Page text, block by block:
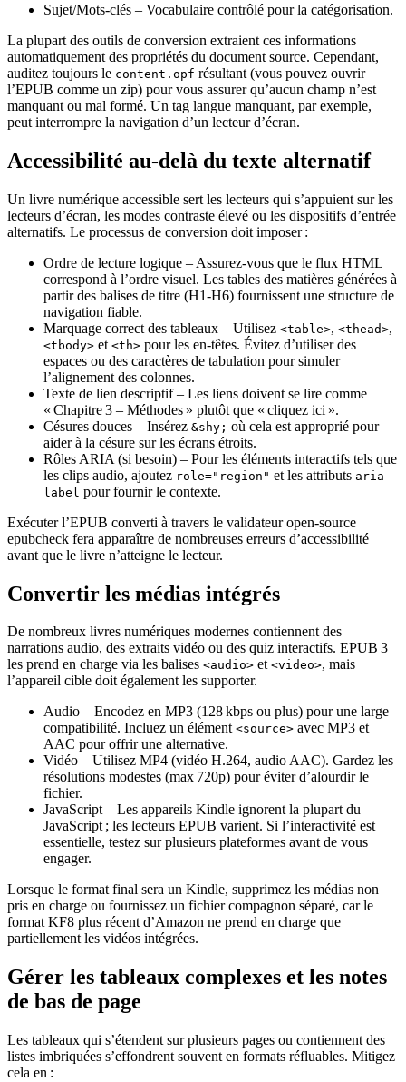
Sujet/Mots‑clés – Vocabulaire contrôlé pour la catégorisation.
La plupart des outils de conversion extraient ces informations
automatiquement des propriétés du document source. Cependant,
auditez toujours le content.opf résultant (vous pouvez ouvrir
l’EPUB comme un zip) pour vous assurer qu’aucun champ n’est
manquant ou mal formé. Un tag langue manquant, par exemple,
peut interrompre la navigation d’un lecteur d’écran.
Accessibilité au‑delà du texte alternatif
Un livre numérique accessible sert les lecteurs qui s’appuient sur les
lecteurs d’écran, les modes contraste élevé ou les dispositifs d’entrée
alternatifs. Le processus de conversion doit imposer :
Ordre de lecture logique – Assurez‑vous que le flux HTML
correspond à l’ordre visuel. Les tables des matières générées à
partir des balises de titre (H1‑H6) fournissent une structure de
navigation fiable.
Marquage correct des tableaux – Utilisez <table>, <thead>,
<tbody> et <th> pour les en‑têtes. Évitez d’utiliser des
espaces ou des caractères de tabulation pour simuler
l’alignement des colonnes.
Texte de lien descriptif– Les liens doivent se lire comme
« Chapitre 3 – Méthodes » plutôt que « cliquez ici ».
Césures douces – Insérez &shy; où cela est approprié pour
aider à la césure sur les écrans étroits.
Rôles ARIA (si besoin) – Pour les éléments interactifs tels que
les clips audio, ajoutez role="region" et les attributs aria-
label pour fournir le contexte.
Exécuter l’EPUB converti à travers le validateur open‑source
epubcheck fera apparaître de nombreuses erreurs d’accessibilité
avant que le livre n’atteigne le lecteur.
Convertir les médias intégrés
De nombreux livres numériques modernes contiennent des
narrations audio, des extraits vidéo ou des quiz interactifs. EPUB 3
les prend en charge via les balises <audio> et <video>, mais
l’appareil cible doit également les supporter.
Audio – Encodez en MP3 (128 kbps ou plus) pour une large
compatibilité. Incluez un élément <source> avec MP3 et
AAC pour offrir une alternative.
Vidéo – Utilisez MP4 (vidéo H.264, audio AAC). Gardez les
résolutions modestes (max 720p) pour éviter d’alourdir le
fichier.
JavaScript– Les appareils Kindle ignorent la plupart du
JavaScript ; les lecteurs EPUB varient. Si l’interactivité est
essentielle, testez sur plusieurs plateformes avant de vous
engager.
Lorsque le format final sera un Kindle, supprimez les médias non
pris en charge ou fournissez un fichier compagnon séparé, car le
format KF8 plus récent d’Amazon ne prend en charge que
partiellement les vidéos intégrées.
Gérer les tableaux complexes et les notes
de bas de page
Les tableaux qui s’étendent sur plusieurs pages ou contiennent des
listes imbriquées s’effondrent souvent en formats réfluables. Mitigez
cela en :